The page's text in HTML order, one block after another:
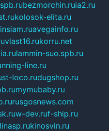
bezmorchin.ruia2.ru
kolosok-elita.ru
insiam.ruavegainfo.ru
vlast16.rukorru.net
lammin-suo.spb.ru
line.ru
loco.rudugshop.ru
mymubaby.ru
rusgosnews.com
w-dev.ruf-ship.ru
kinosvin.ru